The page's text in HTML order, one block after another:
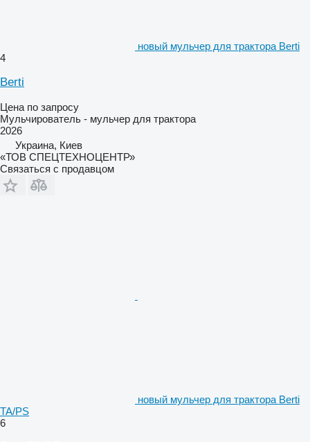
новый мульчер для трактора Berti
4
Berti
Цена по запросу
Мульчирователь - мульчер для трактора
2026
Украина, Киев
«ТОВ СПЕЦТЕХНОЦЕНТР»
Связаться с продавцом
новый мульчер для трактора Berti
TA/PS
6